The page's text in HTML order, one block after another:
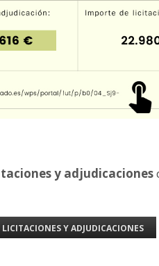
y adjudicaciones
LICITACIONES Y ADJUDICACIONES